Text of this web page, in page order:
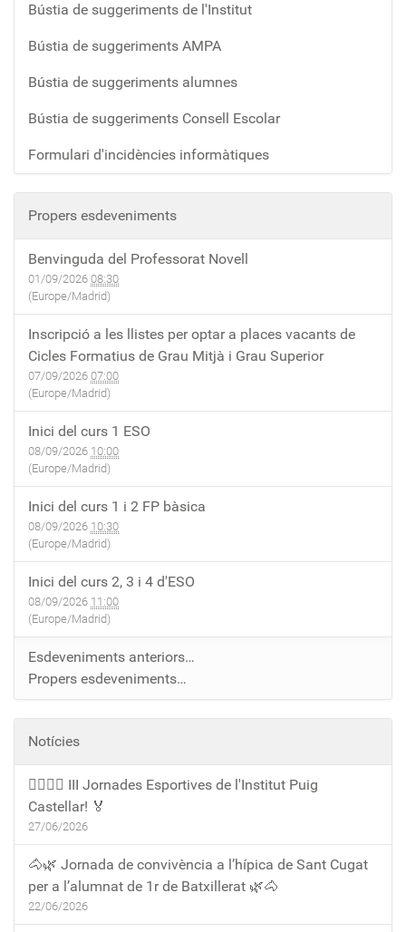
Bústia de suggeriments de l'Institut
Bústia de suggeriments AMPA
Bústia de suggeriments alumnes
Bústia de suggeriments Consell Escolar
Formulari d'incidències informàtiques
Propers esdeveniments
Benvinguda del Professorat Novell
01/09/2026 08:30
(Europe/Madrid)
Inscripció a les llistes per optar a places vacants de
Cicles Formatius de Grau Mitjà i Grau Superior
07/09/2026 07:00
(Europe/Madrid)
Inici del curs 1 ESO
08/09/2026 10:00
(Europe/Madrid)
Inici del curs 1 i 2 FP bàsica
08/09/2026 10:30
(Europe/Madrid)
Inici del curs 2, 3 i 4 d'ESO
08/09/2026 11:00
(Europe/Madrid)
Esdeveniments anteriors…
Propers esdeveniments…
Notícies
🏃‍♀️🏃‍♂️ III Jornades Esportives de l'Institut Puig
Castellar! 🏅
27/06/2026
🐴🌿 Jornada de convivència a l’hípica de Sant Cugat
per a l’alumnat de 1r de Batxillerat 🌿🐴
22/06/2026